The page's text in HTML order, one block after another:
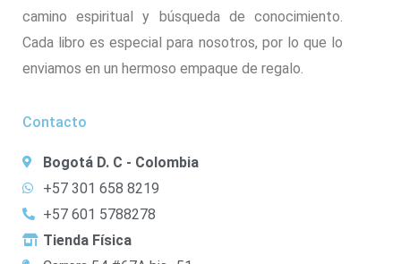
camino espiritual y búsqueda de conocimiento.
Cada libro es especial para nosotros, por lo que lo
enviamos en un hermoso empaque de regalo.
Contacto
Bogotá D. C - Colombia
+57 301 658 8219
+57 601 5788278
Tienda Física